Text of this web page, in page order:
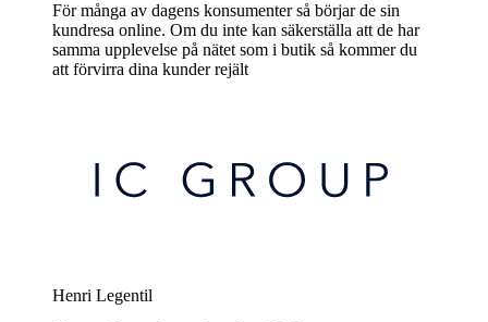
För många av dagens konsumenter så börjar de sin
kundresa online. Om du inte kan säkerställa att de har
samma upplevelse på nätet som i butik så kommer du
att förvirra dina kunder rejält
Henri Legentil